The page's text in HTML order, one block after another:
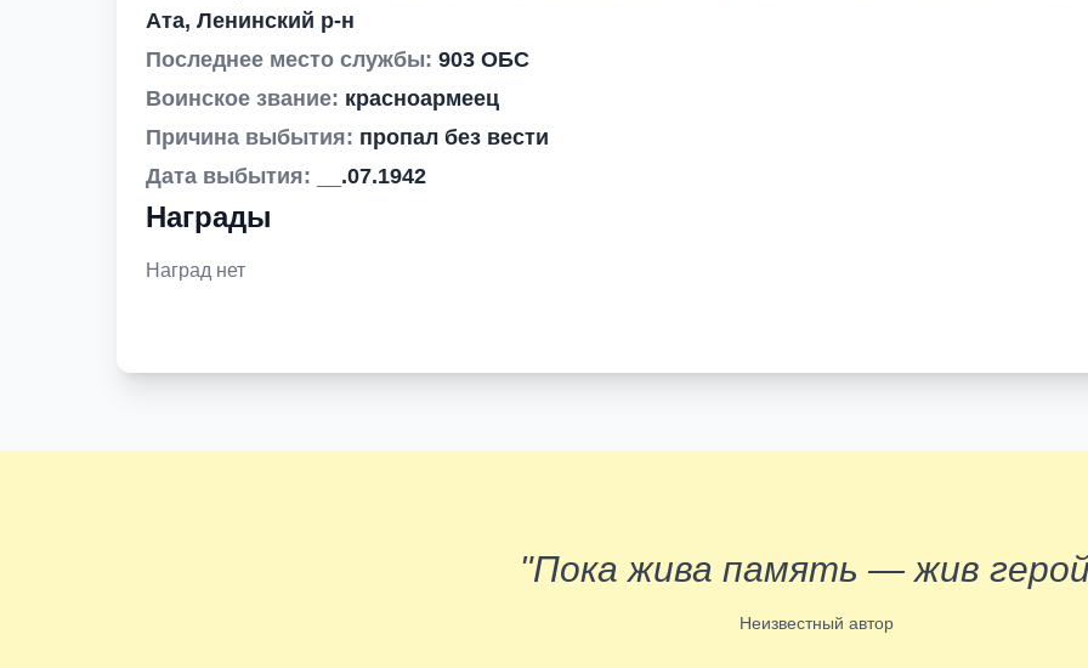
Ата, Ленинский р-н
Последнее место службы: 903 ОБС
Воинское звание: красноармеец
Причина выбытия: пропал без вести
Дата выбытия:
__.07.1942
Награды
Наград нет
"Пока жива память — жив
Неизвестный автор